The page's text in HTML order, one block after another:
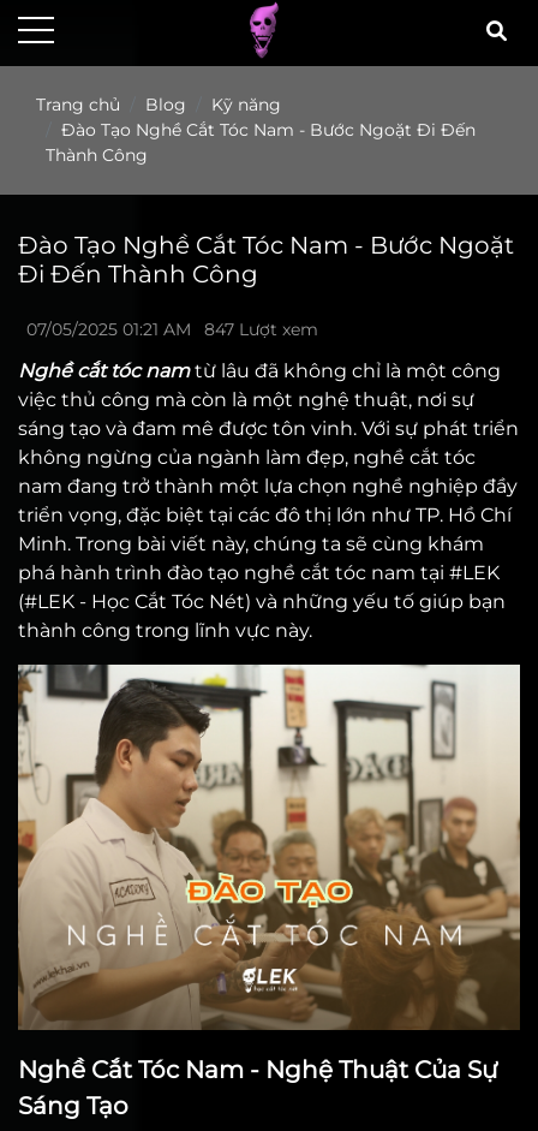
Trang chủ Blog
Kỹ năng
Đào Tạo Nghề Cắt Tóc Nam - Bước Ngoặt Đi Đến
Thành Công
Đào Tạo Nghề Cắt Tóc Nam - Bước Ngoặt
Đi Đến Thành Công
07/05/2025 01:21 AM 847 Lượt xem
Nghề cắt tóc namtừ lâu đã không chỉ là một công
việc thủ công mà còn là một nghệ thuật, nơi sự
sáng tạo và đam mê được tôn vinh. Với sự phát triển
không ngừng của ngành làm đẹp, nghề cắt tóc
nam đang trở thành một lựa chọn nghề nghiệp đầy
triển vọng, đặc biệt tại các đô thị lớn như TP. Hồ Chí
Minh. Trong bài viết này, chúng ta sẽ cùng khám
phá hành trình đào tạo nghề cắt tóc nam tại #LEK
(#LEK - Học Cắt Tóc Nét) và những yếu tố giúp bạn
thành công trong lĩnh vực này.
Nghề Cắt Tóc Nam - Nghệ Thuật Của Sự
Sáng Tạo